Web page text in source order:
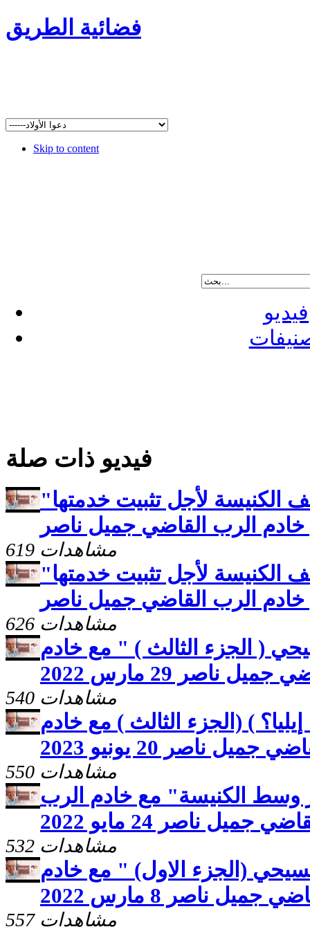
فضائية الطريق
Skip to content
فيديو
فيديو ذات صلة
الكنيسة لأجل تثبيت خدمتها"
خادم الرب القاضي جميل ناصر
619 مشاهدات
الكنيسة لأجل تثبيت خدمتها"
خادم الرب القاضي جميل ناصر
626 مشاهدات
( الجزء الثالث ) " مع خادم
ناصر 29 مارس 2022
540 مشاهدات
) (الجزء الثالث ) مع خادم
ناصر 20 يونيو 2023
550 مشاهدات
وسط الكنيسة" مع خادم الرب
جميل ناصر 24 مايو 2022
532 مشاهدات
(الجزء الاول) " مع خادم
ناصر 8 مارس 2022
557 مشاهدات